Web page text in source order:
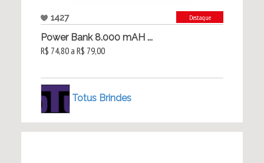
1427 Destaque
Power Bank 8.000 mAH ...
R$ 74,80 a R$ 79,00
Totus Brindes